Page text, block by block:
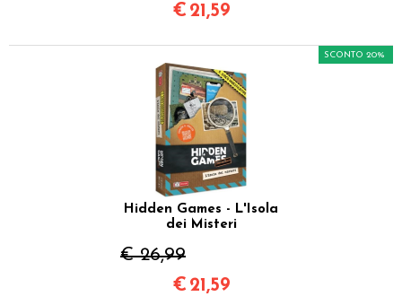
€ 21,59
Hidden Games - L'Isola
dei Misteri
€ 26,99
SCONTO 20%
€ 21,59